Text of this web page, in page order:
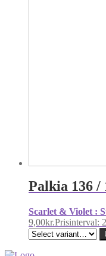
Palkia 136 /
Scarlet & Violet :
9,00kr.Prisinterval: